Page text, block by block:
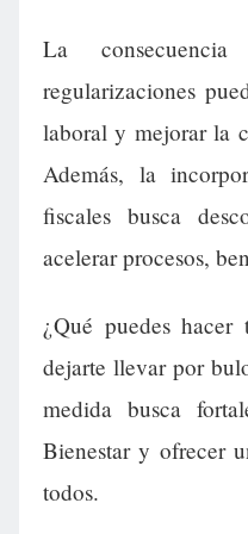
La
regularizaciones
laboral y mejorar la
Además, la
fiscales busca
acelerar procesos,
¿Qué puedes
dejarte llevar por
medida busca
Bienestar y ofrecer
todos.